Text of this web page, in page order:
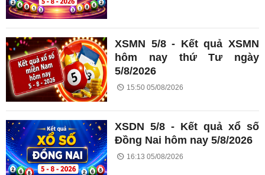
XSMN 5/8 - Kết quả XSMN
hôm nay thứ Tư ngày
5/8/2026
15:50 05/08/2026
XSDN 5/8 - Kết quả xổ số
Đồng Nai hôm nay 5/8/2026
16:13 05/08/2026